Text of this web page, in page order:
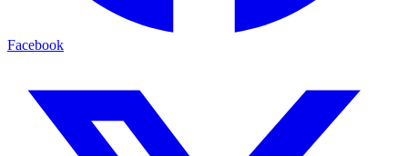
Facebook